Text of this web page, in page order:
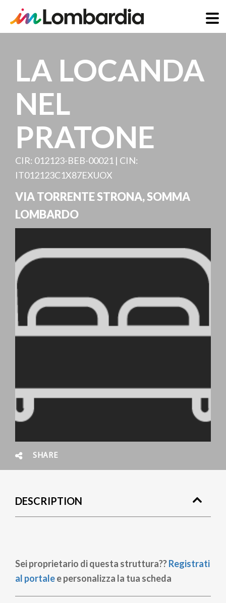
content
LA LOCANDA
NEL
PRATONE
CIR: 012123-BEB-00021 | CIN:
IT012123C1X87EXUOX
VIA TORRENTE STRONA,SOMMA
LOMBARDO
SHARE
DESCRIPTION
Sei proprietario di questa struttura??Registrati
al portalee personalizza la tua scheda